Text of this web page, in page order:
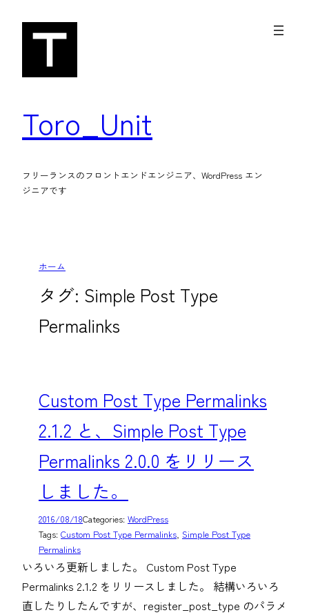
Toro_Unit
フリーランスのフロントエンドエンジニア、WordPress エン
ジニアです
ホーム
タグ: Simple Post Type
Permalinks
Custom Post Type Permalinks
2.1.2 と、Simple Post Type
Permalinks 2.0.0 をリリース
しました。
2016/08/18Categories: WordPress
Tags: Custom Post Type Permalinks, Simple Post Type
Permalinks
いろいろ更新しました。 Custom Post Type
Permalinks 2.1.2 をリリースしました。 結構いろいろ
直したりしたんですが、register_post_type のパラメ